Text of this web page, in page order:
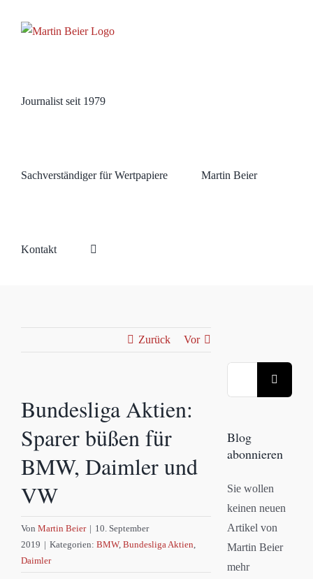
Inhalt
Journalist seit 1979
Sachverständiger für Wertpapiere Martin Beier
Kontakt
Zurück Vor
Bundesliga Aktien:
Sparer büßen für
BMW, Daimler und
VW
Von Martin Beier | 10. September
2019 | Kategorien: BMW, Bundesliga Aktien,
Daimler
Blog
abonnieren
Sie wollen
keinen neuen
Artikel von
Martin Beier
mehr